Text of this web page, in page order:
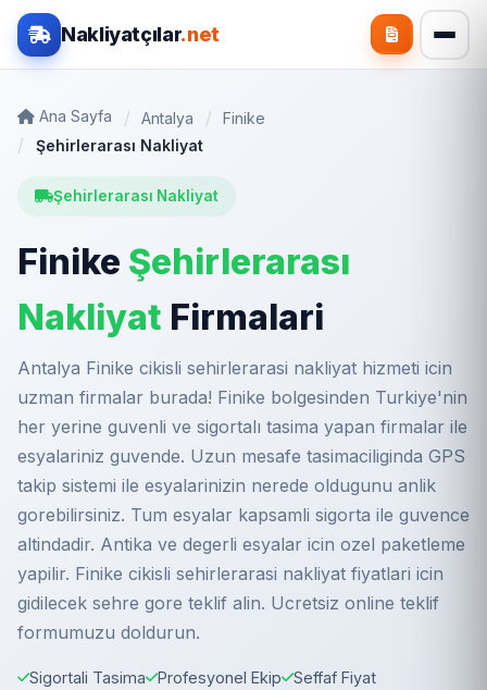
Nakliyatçılar.net
Ana Sayfa Antalya
Finike
Şehirlerarası Nakliyat
Şehirlerarası Nakliyat
Finike Şehirlerarası
Nakliyat Firmalari
Antalya Finike cikisli sehirlerarasi nakliyat hizmeti icin
uzman firmalar burada! Finike bolgesinden Turkiye'nin
her yerine guvenli ve sigortalı tasima yapan firmalar ile
esyalariniz guvende. Uzun mesafe tasimaciliginda GPS
takip sistemi ile esyalarinizin nerede oldugunu anlik
gorebilirsiniz. Tum esyalar kapsamli sigorta ile guvence
altindadir. Antika ve degerli esyalar icin ozel paketleme
yapilir. Finike cikisli sehirlerarasi nakliyat fiyatlari icin
gidilecek sehre gore teklif alin. Ucretsiz online teklif
formumuzu doldurun.
Sigortali Tasima Profesyonel Ekip
Seffaf Fiyat